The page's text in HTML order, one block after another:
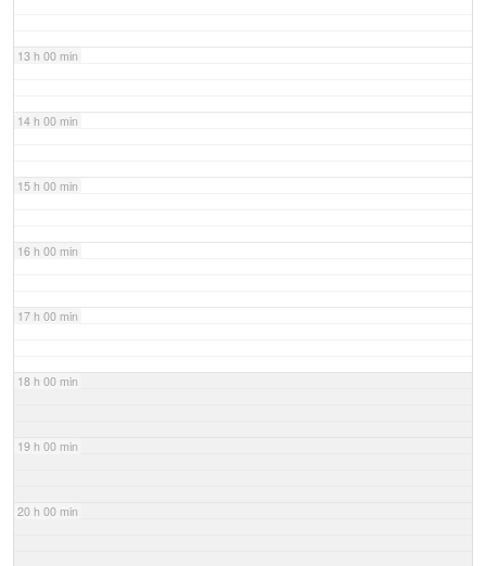
13 h 00 min
14 h 00 min
15 h 00 min
16 h 00 min
17 h 00 min
18 h 00 min
19 h 00 min
20 h 00 min